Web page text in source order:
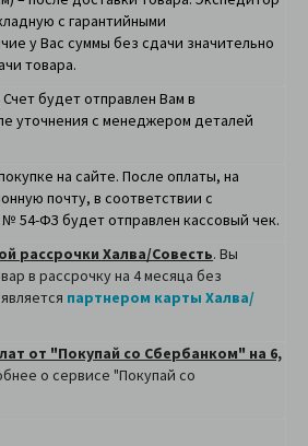
с гарантийными
у Вас суммы без сдачи значительно
товара.
Счет будет отправлен Вам в
уточнения с менеджером деталей
на сайте. После оплаты, на
почту, в соответствии с
54-ФЗ будет отправлен кассовый чек.
рассрочки Халва/Совесть. Вы
в рассрочку на 4 месяца без
партнером карты Халва/
от "Покупай со Сбербанком" на 6,
о сервисе "Покупай со